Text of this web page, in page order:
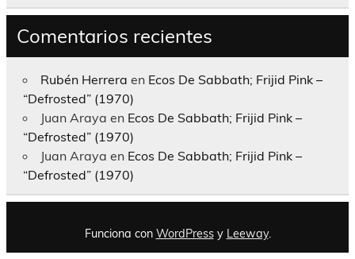
Comentarios recientes
Rubén Herrera en Ecos De Sabbath; Frijid Pink –
“Defrosted” (1970)
Juan Araya en Ecos De Sabbath; Frijid Pink –
“Defrosted” (1970)
Juan Araya en Ecos De Sabbath; Frijid Pink –
“Defrosted” (1970)
Funciona con WordPressy Leeway.